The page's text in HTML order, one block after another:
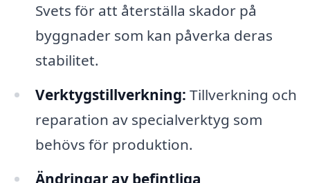
Svets för att återställa skador på
byggnader som kan påverka deras
stabilitet.
Verktygstillverkning: Tillverkning och
reparation av specialverktyg som
behövs för produktion.
Ändringar av befintliga